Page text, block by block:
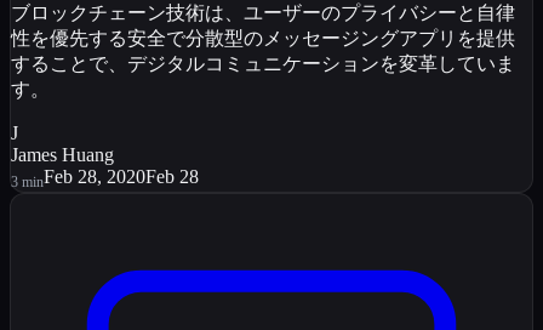
ブロックチェーン技術は、ユーザーのプライバシーと自律
性を優先する安全で分散型のメッセージングアプリを提供
することで、デジタルコミュニケーションを変革していま
す。
J
James Huang
3 minFeb 28, 2020Feb 28